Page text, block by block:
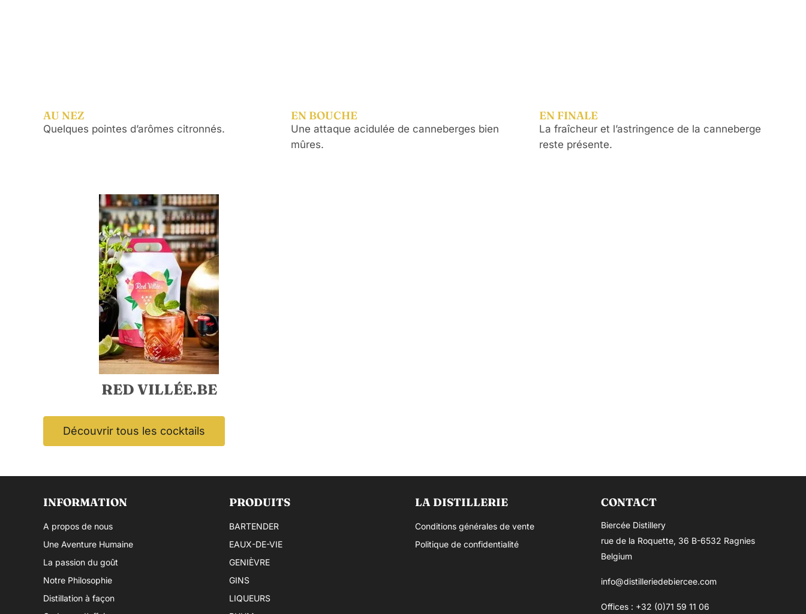
AU NEZ
Quelques pointes d’arômes citronnés.
EN BOUCHE
Une attaque acidulée de canneberges bien
mûres.
EN FINALE
La fraîcheur et l’astringence de la canneberge
reste présente.
RED VILLÉE.BE
Découvrir tous les cocktails
INFORMATION
A propos de nous
Une Aventure Humaine
La passion du goût
Notre Philosophie
Distillation à façon
PRODUITS
BARTENDER
EAUX-DE-VIE
GENIÈVRE
GINS
LIQUEURS
LA DISTILLERIE
Conditions générales de vente
Politique de confidentialité
CONTACT
Biercée Distillery
rue de la Roquette, 36 B-6532 Ragnies
Belgium
info@distilleriedebiercee.com
Offices : +32 (0)71 59 11 06